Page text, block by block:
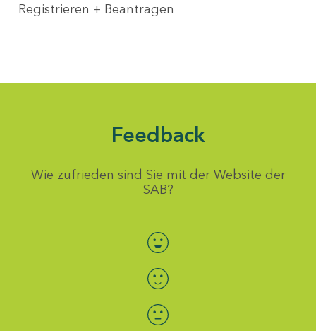
Registrieren + Beantragen
Feedback
Wie zufrieden sind Sie mit der Website der
SAB?
Bewertung auswählen